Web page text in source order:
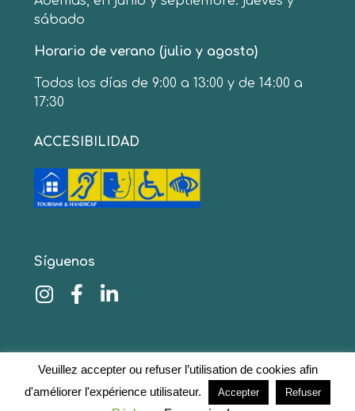
sábado
Horario de verano (julio y agosto)
Todos los días de 9:00 a 13:00 y de 14:00 a
17:30
ACCESIBILIDAD
Síguenos
derechos reservados
Avisos legales–Protección de
datos
Veuillez accepter ou refuser l’utilisation de cookies afin
d'améliorer l'expérience utilisateur.
Accepter Refuser